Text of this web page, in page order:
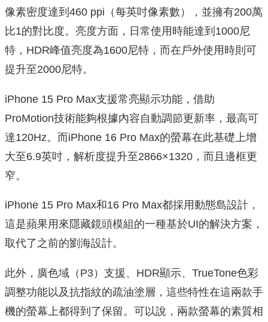
像素密度達到460 ppi（每英吋像素數），並擁有200萬
比1的對比度。亮度方面，日常使用時能達到1000尼
特，HDR峰值亮度為1600尼特，而在戶外使用時則可
提升至2000尼特。
iPhone 15 Pro Max支援常亮顯示功能，借助
ProMotion技術能夠根據內容自動調節更新率，最高可
達120Hz。而iPhone 16 Pro Max的螢幕在此基礎上增
大至6.9英吋，解析度提升至2866×1320，而且邊框更
窄。
iPhone 15 Pro Max和16 Pro Max都採用動態島設計，
這是蘋果用來隱藏鏡頭模組的一種基於UI的解決方案，
取代了之前的劉海設計。
此外，廣色域（P3）支援、HDR顯示、TrueTone色彩
調整功能以及抗指紋的疏油塗層，這些特性在這兩款手
機的螢幕上都得到了保留。可以說，兩款螢幕的素質相